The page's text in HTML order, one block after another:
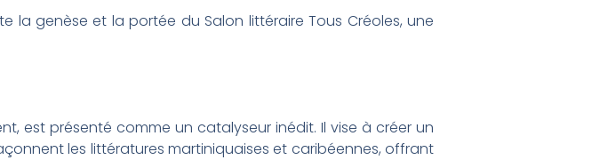
la genèse et la portée du Salon littéraire Tous Créoles, une
est présenté comme un catalyseur inédit. Il vise à créer un
les littératures martiniquaises et caribéennes, offrant